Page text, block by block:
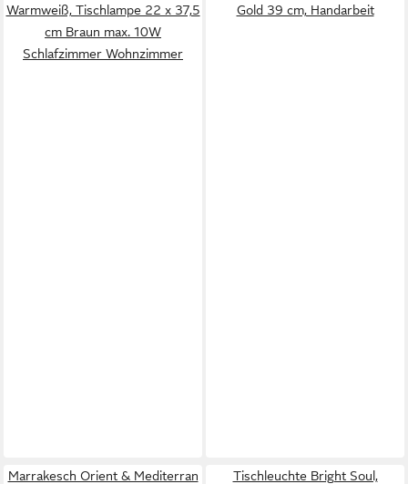
Warmweiß, Tischlampe 22 x 37,5
cm Braun max. 10W
Schlafzimmer Wohnzimmer
Gold 39 cm, Handarbeit
Marrakesch Orient & Mediterran
Tischleuchte Bright Soul,